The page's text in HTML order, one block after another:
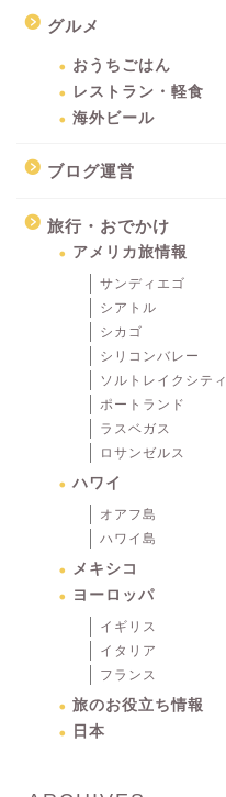
グルメ
おうちごはん
レストラン・軽食
海外ビール
ブログ運営
旅行・おでかけ
アメリカ旅情報
サンディエゴ
シアトル
シカゴ
シリコンバレー
ソルトレイクシティ
ポートランド
ラスベガス
ロサンゼルス
ハワイ
オアフ島
ハワイ島
メキシコ
ヨーロッパ
イギリス
イタリア
フランス
旅のお役立ち情報
日本